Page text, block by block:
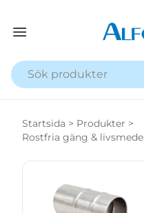
Startsida > Produkter >
Rostfria gäng &